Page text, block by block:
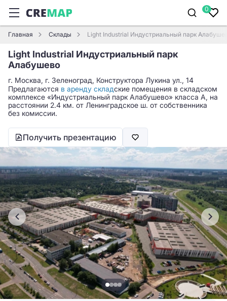
0
Главная Склады Light Industrial Индустриальный парк
Light Industrial Индустриальный парк
Алабушево
г. Москва, г. Зеленоград, Конструктора Лукина ул., 14
Предлагаются в аренду складские помещения в складском
комплексе «Индустриальный парк Алабушево» класса A, на
расстоянии 2.4 км. от Ленинградское ш. от собственника
без комиссии.
Получить презентацию